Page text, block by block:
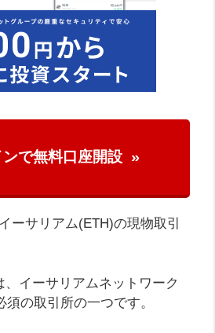
で無料口座開設
ーサリアム(ETH)の現物取引
、イーサリアムネットワーク
の取引所の一つです。